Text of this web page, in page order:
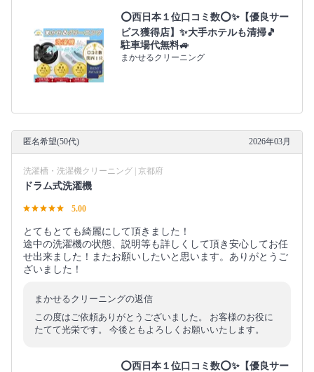
⭕西日本１位口コミ数⭕✨【優良サー
ビス獲得店】✨大手ホテルも清掃🎵
駐車場代無料🚙
まかせるクリーニング
匿名希望(50代) 2026年03月
洗濯槽・洗濯機クリーニング | 京都府
ドラム式洗濯機
5.00
とてもとても綺麗にして頂きました！
途中の洗濯機の状態、説明等も詳しくして頂き安心してお任
せ出来ました！またお願いしたいと思います。ありがとうご
ざいました！
まかせるクリーニングの返信
この度はご依頼ありがとうございました。 お客様のお役に
たてて光栄です。 今後ともよろしくお願いいたします。
⭕西日本１位口コミ数⭕✨【優良サー